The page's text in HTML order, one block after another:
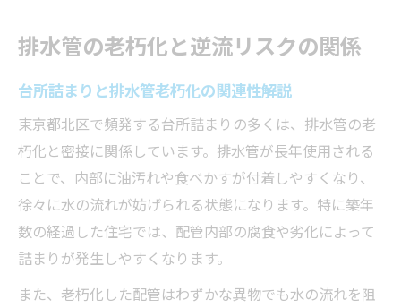
排水管の老朽化と逆流リスクの関係
台所詰まりと排水管老朽化の関連性解説
東京都北区で頻発する台所詰まりの多くは、排水管の老
朽化と密接に関係しています。排水管が長年使用される
ことで、内部に油汚れや食べかすが付着しやすくなり、
徐々に水の流れが妨げられる状態になります。特に築年
数の経過した住宅では、配管内部の腐食や劣化によって
詰まりが発生しやすくなります。
また、老朽化した配管はわずかな異物でも水の流れを阻